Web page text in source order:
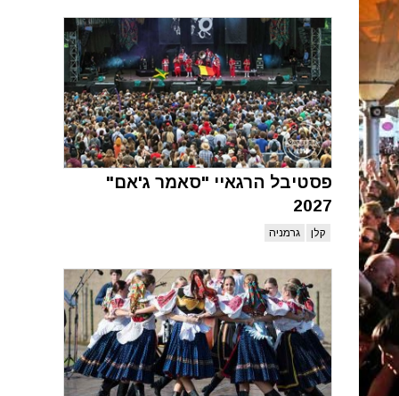
פסטיבל הרגאיי "סאמר ג'אם"
2027
קלן גרמניה